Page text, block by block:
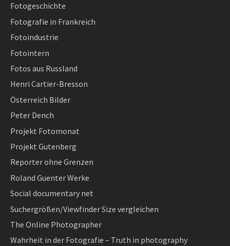
Fotogeschichte
Fotografie in Frankreich
Fotoindustrie
Fotointern
Fotos aus Russland
Henri Cartier-Bresson
Österreich Bilder
Peter Dench
Projekt Fotomonat
Projekt Gutenberg
Reporter ohne Grenzen
Roland Guenter Werke
Social documentary net
Suchergrößen/Viewfinder Size vergleichen
The Online Photographer
Wahrheit in der Fotografie – Truth in photography